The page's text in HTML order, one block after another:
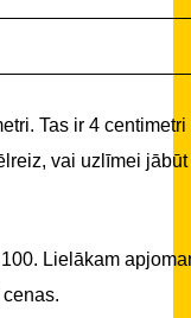
Tas ir 4 centimetri
vai uzlīmei jābūt
Lielākam